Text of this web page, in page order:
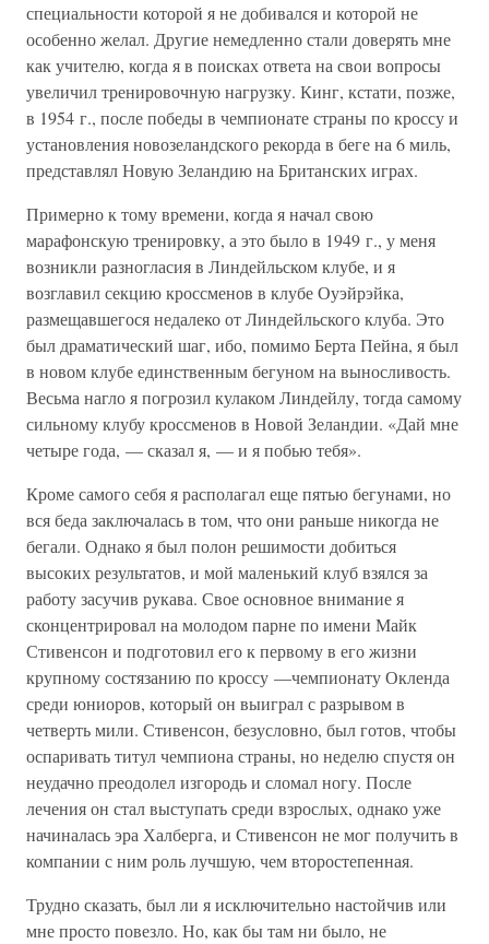
специальности которой я не добивался и которой не
особенно желал. Другие немедленно стали доверять мне
как учителю, когда я в поисках ответа на свои вопросы
увеличил тренировочную нагрузку. Кинг, кстати, позже,
в 1954 г., после победы в чемпионате страны по кроссу и
установления новозеландского рекорда в беге на 6 миль,
представлял Новую Зеландию на Британских играх.
Примерно к тому времени, когда я начал свою
марафонскую тренировку, а это было в 1949 г., у меня
возникли разногласия в Линдейльском клубе, и я
возглавил секцию кроссменов в клубе Оуэйрэйка,
размещавшегося недалеко от Линдейльского клуба. Это
был драматический шаг, ибо, помимо Берта Пейна, я был
в новом клубе единственным бегуном на выносливость.
Весьма нагло я погрозил кулаком Линдейлу, тогда самому
сильному клубу кроссменов в Новой Зеландии. «Дай мне
четыре года, — сказал я, — и я побью тебя».
Кроме самого себя я располагал еще пятью бегунами, но
вся беда заключалась в том, что они раньше никогда не
бегали. Однако я был полон решимости добиться
высоких результатов, и мой маленький клуб взялся за
работу засучив рукава. Свое основное внимание я
сконцентрировал на молодом парне по имени Майк
Стивенсон и подготовил его к первому в его жизни
крупному состязанию по кроссу —чемпионату Окленда
среди юниоров, который он выиграл с разрывом в
четверть мили. Стивенсон, безусловно, был готов, чтобы
оспаривать титул чемпиона страны, но неделю спустя он
неудачно преодолел изгородь и сломал ногу. После
лечения он стал выступать среди взрослых, однако уже
начиналась эра Халберга, и Стивенсон не мог получить в
компании с ним роль лучшую, чем второстепенная.
Трудно сказать, был ли я исключительно настойчив или
мне просто повезло. Но, как бы там ни было, не